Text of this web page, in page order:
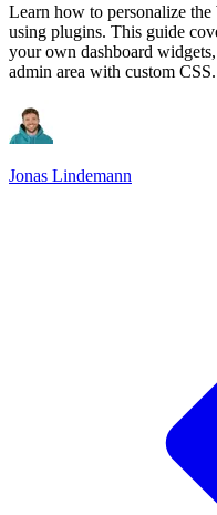
Learn how to personalize
using plugins. This guide
your own dashboard
admin area with custom CSS.
Jonas Lindemann